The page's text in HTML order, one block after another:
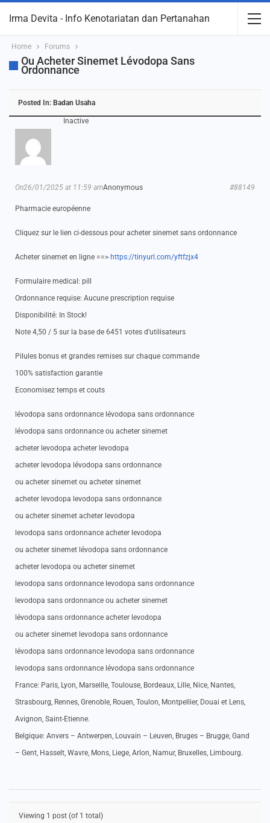
Irma Devita - Info Kenotariatan dan Pertanahan
Home Forums
Ou Acheter Sinemet Lévodopa Sans
Ordonnance
Posted In: Badan Usaha
Inactive
Anonymous
On26/01/2025 at 11:59 am #88149
Pharmacie européenne
Cliquez sur le lien ci-dessous pour acheter sinemet sans ordonnance
Acheter sinemet en ligne ==> https://tinyurl.com/yftfzjx4
Formulaire medical: pill
Ordonnance requise: Aucune prescription requise
Disponibilité: In Stock!
Note 4,50 / 5 sur la base de 6451 votes d’utilisateurs
Pilules bonus et grandes remises sur chaque commande
100% satisfaction garantie
Economisez temps et couts
lévodopa sans ordonnance lévodopa sans ordonnance
lévodopa sans ordonnance ou acheter sinemet
acheter levodopa acheter levodopa
acheter levodopa lévodopa sans ordonnance
ou acheter sinemet ou acheter sinemet
acheter levodopa levodopa sans ordonnance
ou acheter sinemet acheter levodopa
levodopa sans ordonnance acheter levodopa
ou acheter sinemet lévodopa sans ordonnance
acheter levodopa ou acheter sinemet
levodopa sans ordonnance levodopa sans ordonnance
levodopa sans ordonnance ou acheter sinemet
lévodopa sans ordonnance acheter levodopa
ou acheter sinemet levodopa sans ordonnance
lévodopa sans ordonnance levodopa sans ordonnance
levodopa sans ordonnance lévodopa sans ordonnance
France: Paris, Lyon, Marseille, Toulouse, Bordeaux, Lille, Nice, Nantes,
Strasbourg, Rennes, Grenoble, Rouen, Toulon, Montpellier, Douai et Lens,
Avignon, Saint-Etienne.
Belgique: Anvers – Antwerpen, Louvain – Leuven, Bruges – Brugge, Gand
– Gent, Hasselt, Wavre, Mons, Liege, Arlon, Namur, Bruxelles, Limbourg.
Viewing 1 post (of 1 total)